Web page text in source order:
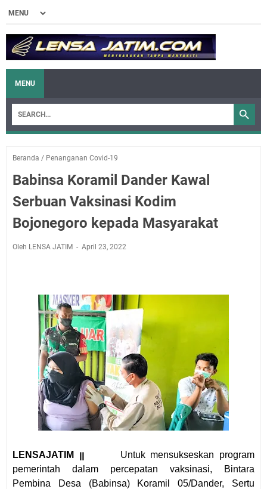
MENU
Beranda / Penanganan Covid-19
Babinsa Koramil Dander Kawal
Serbuan Vaksinasi Kodim
Bojonegoro kepada Masyarakat
Oleh LENSA JATIM April 23, 2022
LENSAJATIM ꞁꞁ
Untuk mensukseskan program
pemerintah dalam percepatan vaksinasi, Bintara
Pembina Desa (Babinsa) Koramil 05/Dander, Sertu